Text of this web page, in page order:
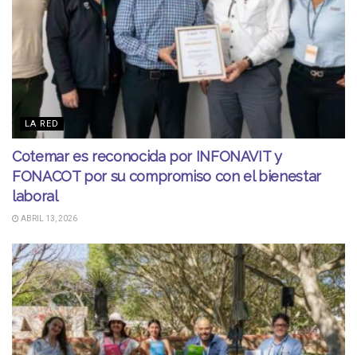
LA RED
Cotemar es reconocida por INFONAVIT y
FONACOT por su compromiso con el bienestar
laboral
ABRIL 13, 2026